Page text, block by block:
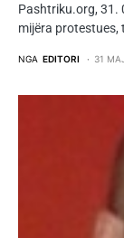
Pashtriku.org, 31.
mijëra protestues,
NGA EDITORI 31